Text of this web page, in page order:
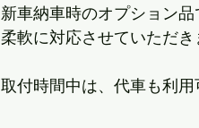
新車納車時のオプション
柔軟に対応させていただき
取付時間中は、代車も利用